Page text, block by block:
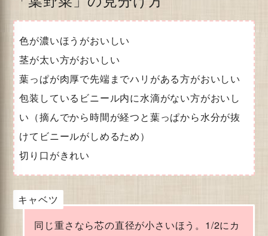
色が濃いほうがおいしい
茎が太い方がおいしい
葉っぱが肉厚で先端までハリがある方がおいしい
包装しているビニール内に水滴がない方がおいし
い（摘んでから時間が経つと葉っぱから水分が抜
けてビニールがしめるため）
切り口がきれい
キャベツ
同じ重さなら芯の直径が小さいほう。1/2にカ